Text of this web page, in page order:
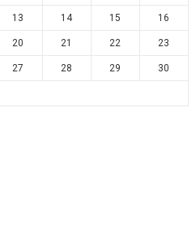
13 14 15 16
20 21 22 23
27 28 29 30